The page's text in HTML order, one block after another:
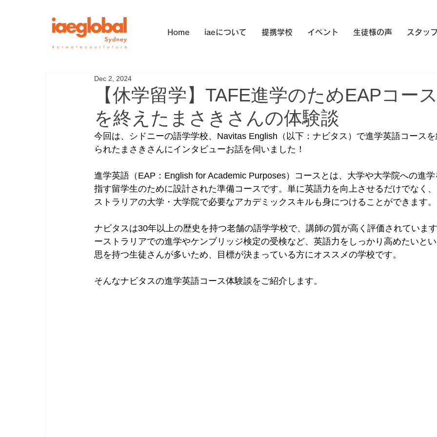
Home iaeについて 提携学校 イベント 生徒様の声 スタッ
【休学留学】TAFE進学のためEAPコース
を終えたまさきさんの体験談
Dec 2, 2024
今回は、シドニーの語学学校、Navitas English（以下：ナビタス）で進学英語コースを
られたまさきさんにインタビューお話を伺いました！
進学英語（EAP：English for Academic Purposes）コースとは、大学や大学院への進学
指す留学生のために設計された準備コースです。単に英語力を向上させるだけでなく
ストラリアの大学・大学院で必要なアカデミックスキルも身につけることができます。
ナビタスは30年以上の歴史を持つ老舗の語学学校で、講師の質が高く評価されていま
ーストラリアでの進学やケンブリッジ検定の受検など、英語力をしっかり高めたいと
思を持つ生徒さんが多いため、目標が決まっている方にオススメの学校です。
そんなナビタスの進学英語コース体験談をご紹介します。